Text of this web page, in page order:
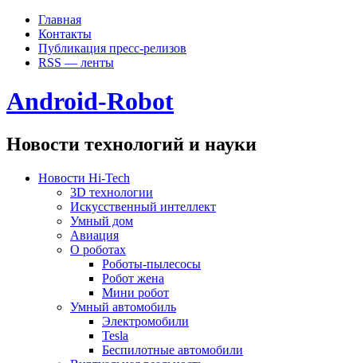
Главная
Контакты
Публикация пресс-релизов
RSS — ленты
Android-Robot
Новости технологий и науки
Новости Hi-Tech
3D технологии
Искусственный интеллект
Умный дом
Авиация
О роботах
Роботы-пылесосы
Робот жена
Мини робот
Умный автомобиль
Электромобили
Tesla
Беспилотные автомобили